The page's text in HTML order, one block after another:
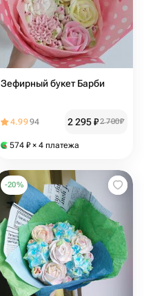
Зефирный букет Барби
4.9994 2 295₽2 700₽
574 ₽ × 4 платежа
-20%